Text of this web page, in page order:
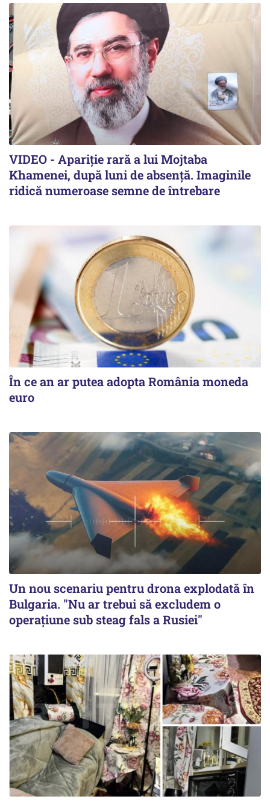
VIDEO - Apariție rară a lui Mojtaba
Khamenei, după luni de absență. Imaginile
ridică numeroase semne de întrebare
În ce an ar putea adopta România moneda
euro
Un nou scenariu pentru drona explodată în
Bulgaria. "Nu ar trebui să excludem o
operațiune sub steag fals a Rusiei"